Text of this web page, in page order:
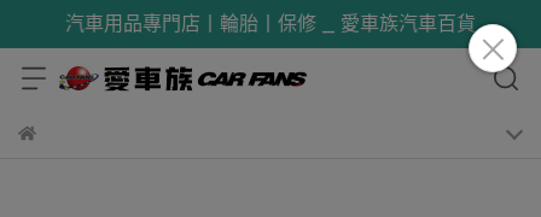
汽車用品專門店丨輪胎丨保修 _ 愛車族汽車百貨